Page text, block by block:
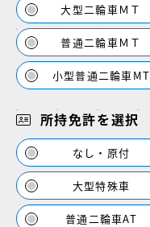
大型二輪車ＭＴ
普通二輪車ＭＴ
小型普通二輪車MT
所持免許を選択
なし・原付
大型特殊車
普通二輪車AT